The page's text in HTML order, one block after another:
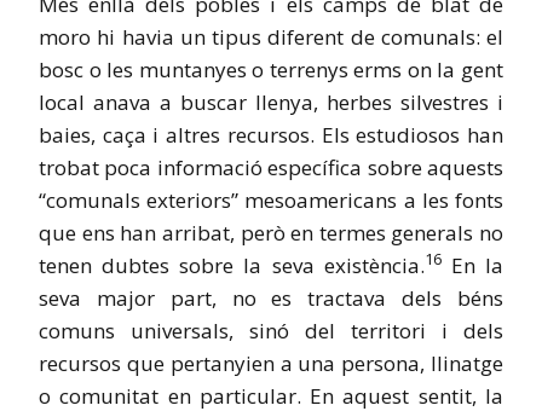
moro hi havia un tipus diferent de comunals: el
bosc o les muntanyes o terrenys erms on la gent
local anava a buscar llenya, herbes silvestres i
baies, caça i altres recursos. Els estudiosos han
trobat poca informació específica sobre aquests
“comunals exteriors” mesoamericans a les fonts
que ens han arribat, però en termes generals no
tenen dubtes sobre la seva existència.16En la
seva major part, no es tractava dels béns
comuns universals, sinó del territori i dels
recursos que pertanyien a una persona, llinatge
o comunitat en particular. En aquest sentit, la